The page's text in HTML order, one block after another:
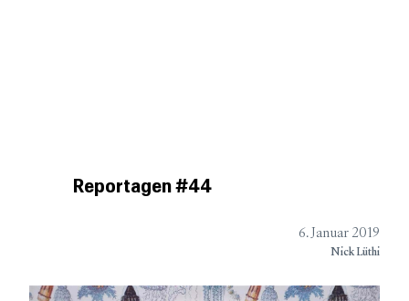
Reportagen #44
6. Januar 2019
Nick Lüthi